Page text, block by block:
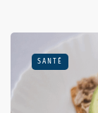
SANTÉ